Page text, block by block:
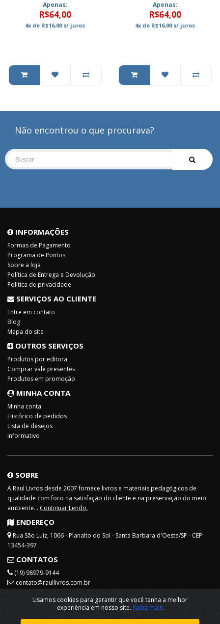
Apenas:
R$64,00
4x de R$16,00s/ juros
Apenas:
R$64,00
4x de R$16,00s/ juros
Não encontrou o que procurava?
INFORMAÇÕES
Formas de Pagamento
Programa de Pontos
Sobre a loja
Política de Entrega e Devolução
Política de privacidade
SERVIÇOS AO CLIENTE
Entre em contato
Blog
Mapa do site
OUTROS SERVIÇOS
Produtos por editora
Comprar vale presentes
Produtos em promoção
MINHA CONTA
Minha conta
Histórico de pedidos
Lista de desejos
Informativo
SOBRE
A Raul Livros desde 2007 fornece livros e materiais pedagógicos de
qualidade com foco na satisfação do cliente e na preservação do meio
ambiente... Continuar Lendo.
ENDEREÇO
Rua São Luiz, 1066 - Planalto do Sol - Santa Barbara d'Oeste/SP - CEP:
13454-397
CONTATOS
(19) 98979-9144
contato@raullivros.com.br
REDES SOCIAIS
Precisa de ajuda?
Usamos cookies para garantir que você tenha a melhor
experiência em nosso site. Saiba mais